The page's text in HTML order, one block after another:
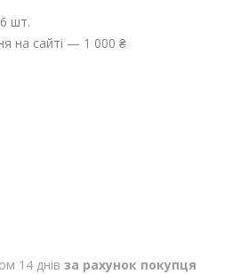
шт.
на сайті — 1 000 ₴
14 днів за рахунок покупця